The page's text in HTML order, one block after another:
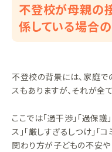
不登校が母親の
係している場合
不登校の背景には、家庭
スもありますが、それが全
ここでは「過干渉」「過保護
ス」「厳しすぎるしつけ」「
関わり方が子どもの不安